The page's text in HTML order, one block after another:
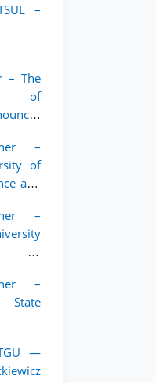
of
–
2nd-
– The
of
year
–
of
and
2nd–
of
–
an
2nd–
of
–
2nd–
—